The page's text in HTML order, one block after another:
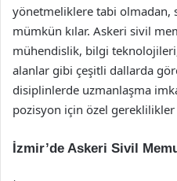
yönetmeliklere tabi olmadan,
mümkün kılar. Askeri sivil
mühendislik, bilgi
alanlar gibi çeşitli dallarda
disiplinlerde uzmanlaşma
pozisyon için özel
İzmir’de Askeri Sivil